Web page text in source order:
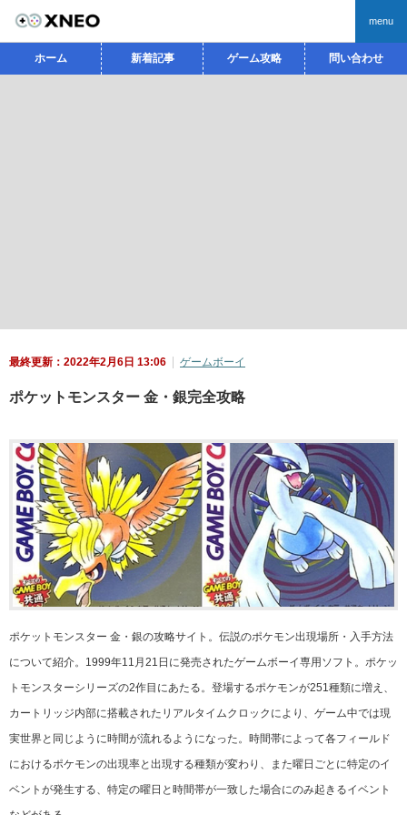
menu
ホーム 新着記事 ゲーム攻略 問い合わせ
最終更新：2022年2月6日 13:06 ゲームボーイ
ポケットモンスター 金・銀完全攻略
ポケットモンスター 金・銀の攻略サイト。伝説のポケモン出現場所・入手方法
について紹介。1999年11月21日に発売されたゲームボーイ専用ソフト。ポケッ
トモンスターシリーズの2作目にあたる。登場するポケモンが251種類に増え、
カートリッジ内部に搭載されたリアルタイムクロックにより、ゲーム中では現
実世界と同じように時間が流れるようになった。時間帯によって各フィールド
におけるポケモンの出現率と出現する種類が変わり、また曜日ごとに特定のイ
ベントが発生する、特定の曜日と時間帯が一致した場合にのみ起きるイベント